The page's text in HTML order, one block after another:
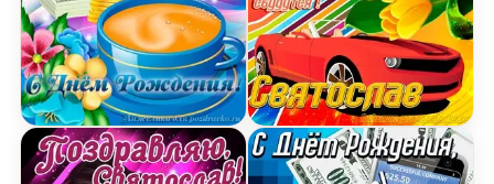
Открытка поздравляем Святослава с Днем
Картинка с днюхой